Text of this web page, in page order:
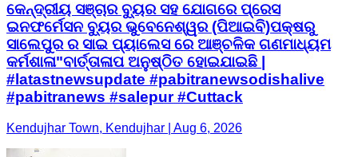
କେନ୍ଦ୍ରୀୟ ସଞ୍ଚାର ବ୍ୟୁର ସହ ଯୋଗରେ ପ୍ରେସ
ଇନଫର୍ମେସନ ବ୍ୟୁର ଭୁବେନେଶ୍ୱର (ପିଆଇବି)ପକ୍ଷରୁ
ସାଲେପୁର ର ସାଇ ପ୍ୟାଲେସ ରେ ଆଞ୍ଚଳିକ ଗଣମାଧ୍ୟମ
କର୍ମଶାଳା"ବାର୍ତ୍ତାଳାପ ଅନୁଷ୍ଠିତ ହୋଇଯାଇଛି |
#latastnewsupdate #pabitranewsodishalive
#pabitranews #salepur #Cuttack
Kendujhar Town, Kendujhar | Aug 6, 2026